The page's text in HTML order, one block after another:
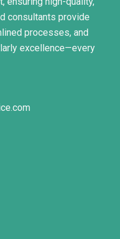
consultants provide
processes, and
excellence—every